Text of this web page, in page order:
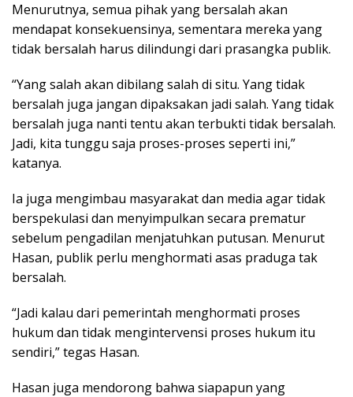
Menurutnya, semua pihak yang bersalah akan
mendapat konsekuensinya, sementara mereka yang
tidak bersalah harus dilindungi dari prasangka publik.
“Yang salah akan dibilang salah di situ. Yang tidak
bersalah juga jangan dipaksakan jadi salah. Yang tidak
bersalah juga nanti tentu akan terbukti tidak bersalah.
Jadi, kita tunggu saja proses-proses seperti ini,”
katanya.
Ia juga mengimbau masyarakat dan media agar tidak
berspekulasi dan menyimpulkan secara prematur
sebelum pengadilan menjatuhkan putusan. Menurut
Hasan, publik perlu menghormati asas praduga tak
bersalah.
“Jadi kalau dari pemerintah menghormati proses
hukum dan tidak mengintervensi proses hukum itu
sendiri,” tegas Hasan.
Hasan juga mendorong bahwa siapapun yang